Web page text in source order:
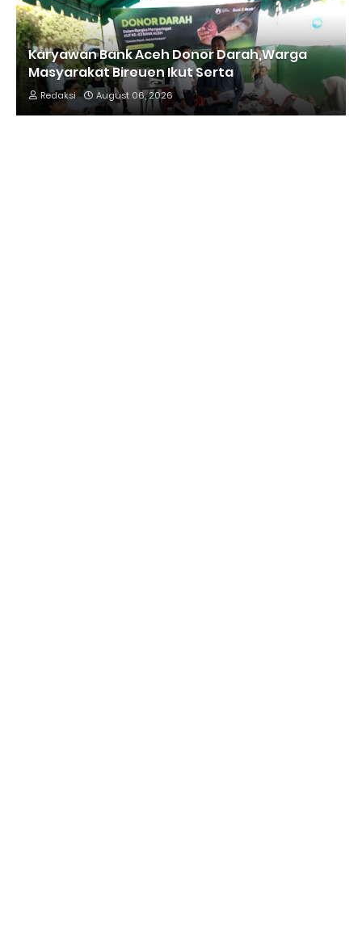
Karyawan Bank Aceh Donor Darah,Warga
Masyarakat Bireuen Ikut Serta
Redaksi August 06, 2026